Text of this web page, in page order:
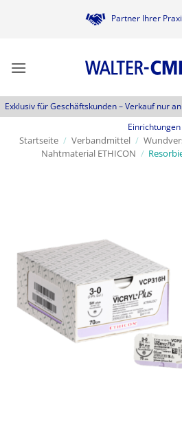
Partner Ihrer
Exklusiv für Geschäftskunden –Verkauf nur
Einrichtungen
Startseite / Verbandmittel /
Nahtmaterial ETHICON /